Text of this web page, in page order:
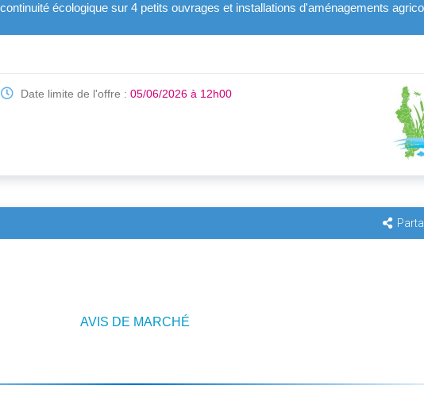
écologique sur 4 petits ouvrages et installations d'aménagements
Date limite de l'offre :05/06/2026 à 12h00
AVIS DE MARCHÉ